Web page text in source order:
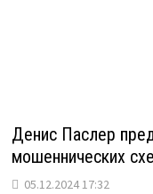
Денис Паслер
мошеннических
05.12.2024 17:32